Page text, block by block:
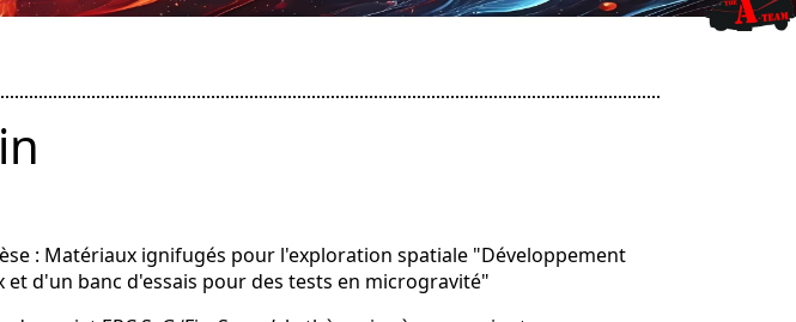
: Matériaux ignifugés pour l'exploration spatiale "Développement
et d'un banc d'essais pour des tests en microgravité"